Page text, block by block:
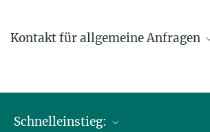
Kontakt für allgemeine Anfragen
Schnelleinstieg: